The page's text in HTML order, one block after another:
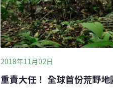
2018年11月02日
重責大任！ 全球首份荒野